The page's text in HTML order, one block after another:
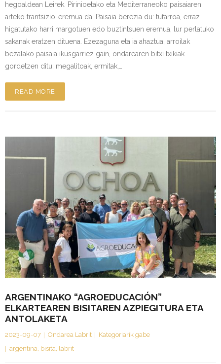
hegoaldean Leirek. Pirinioetako eta Mediterraneoko paisaiaren
arteko trantsizio-eremua da. Paisaia berezia du: tufarroa, erraz
higatutako harri margotuen edo buztintsuen eremua, lur perlatuko
sakanak eratzen dituena. Ezezaguna eta ia ahaztua, arroilak
bezalako paisaia ikusgarriez gain, ondarearen bitxi txikiak
gordetzen ditu: megalitoak, ermitak,…
READ MORE
ARGENTINAKO “AGROEDUCACIÓN”
ELKARTEAREN BISITAREN AZPIEGITURA ETA
ANTOLAKETA
2023-09-07 Ondarea Labrit
Kategoriarik gabe
argentina bisita labrit